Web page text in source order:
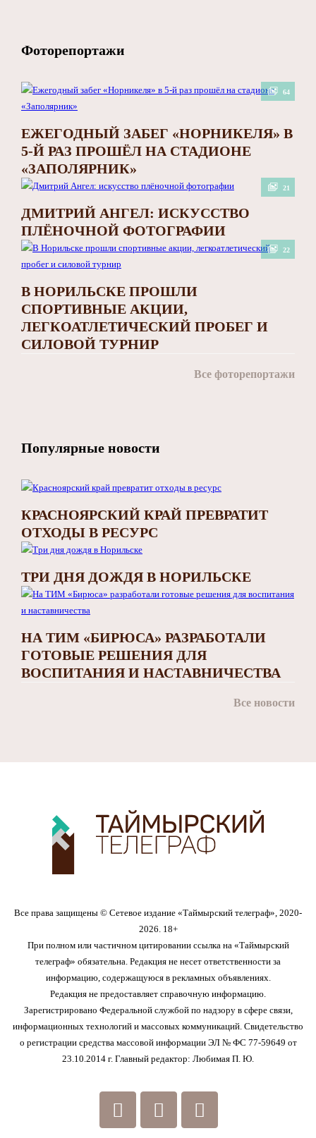
Фоторепортажи
64
ЕЖЕГОДНЫЙ ЗАБЕГ «НОРНИКЕЛЯ» В
5-Й РАЗ ПРОШЁЛ НА СТАДИОНЕ
«ЗАПОЛЯРНИК»
21
ДМИТРИЙ АНГЕЛ: ИСКУССТВО
ПЛЁНОЧНОЙ ФОТОГРАФИИ
22
В НОРИЛЬСКЕ ПРОШЛИ
СПОРТИВНЫЕ АКЦИИ,
ЛЕГКОАТЛЕТИЧЕСКИЙ ПРОБЕГ И
СИЛОВОЙ ТУРНИР
Все фоторепортажи
Популярные новости
КРАСНОЯРСКИЙ КРАЙ ПРЕВРАТИТ
ОТХОДЫ В РЕСУРС
ТРИ ДНЯ ДОЖДЯ В НОРИЛЬСКЕ
НА ТИМ «БИРЮСА» РАЗРАБОТАЛИ
ГОТОВЫЕ РЕШЕНИЯ ДЛЯ
ВОСПИТАНИЯ И НАСТАВНИЧЕСТВА
Все новости
Все права защищены © Сетевое издание «Таймырский телеграф», 2020-
2026. 18+
При полном или частичном цитировании ссылка на «Таймырский
телеграф» обязательна. Редакция не несет ответственности за
информацию, содержащуюся в рекламных объявлениях.
Редакция не предоставляет справочную информацию.
Зарегистрировано Федеральной службой по надзору в сфере связи,
информационных технологий и массовых коммуникаций. Свидетельство
о регистрации средства массовой информации ЭЛ № ФС 77-59649 от
23.10.2014 г. Главный редактор: Любимая П. Ю.